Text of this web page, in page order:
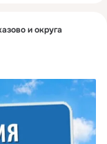
и округа